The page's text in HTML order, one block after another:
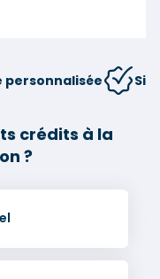
personnalisée
crédits à la
?